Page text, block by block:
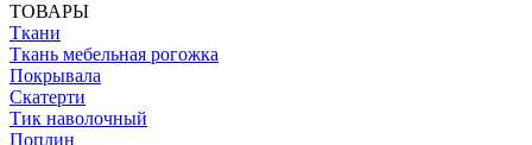
ТОВАРЫ
Ткани
Ткань мебельная рогожка
Покрывала
Скатерти
Тик наволочный
Поплин